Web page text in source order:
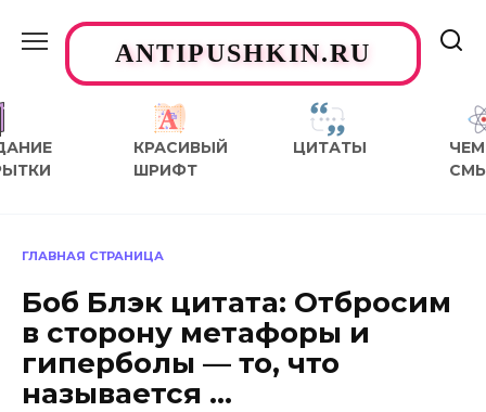
содержаниюANTIPUSHKIN.RU
КРАСИВЫЙ
ШРИФТ
ЦИТАТЫ
ЧЕМ
ГЛАВНАЯ СТРАНИЦА
Боб Блэк цитата: Отбросим
в сторону метафоры и
гиперболы — то, что
называется …